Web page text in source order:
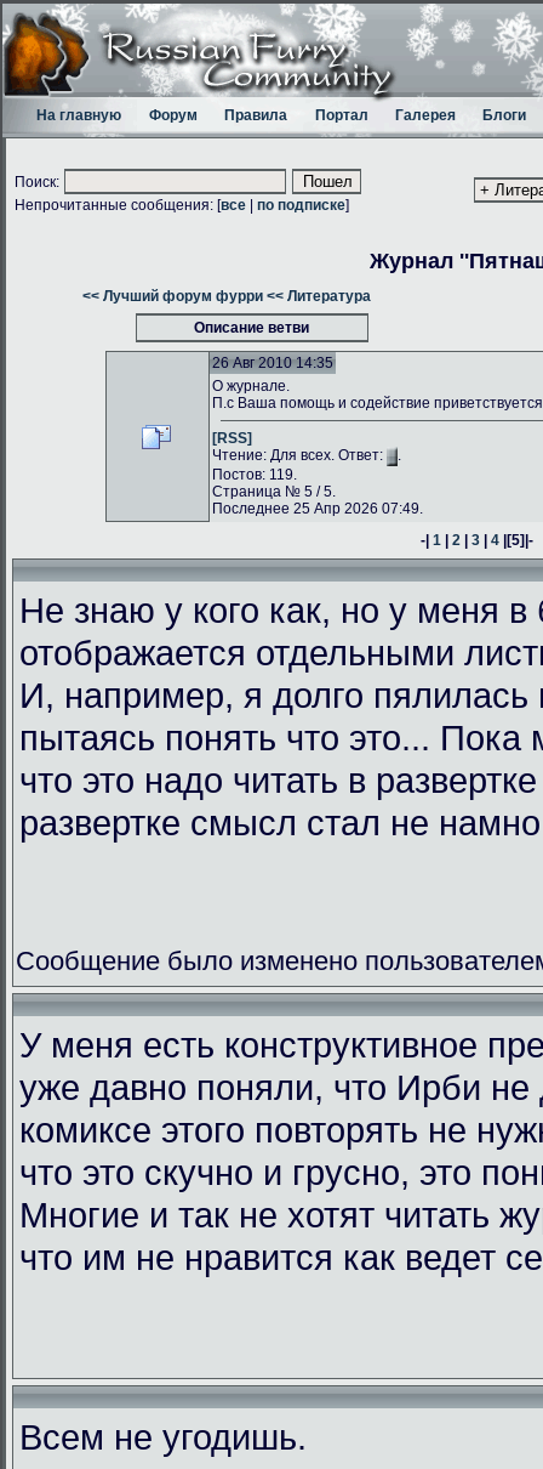
На главную Форум Правила Портал Галерея Блоги
Поиск:
Непрочитанные сообщения: [все по подписке]
Журнал
<< Лучший форум фурри << Литература
Описание ветви
26 Авг 2010 14:35
О журнале.
П.с Ваша помощь и содействие
[RSS]
Чтение: Для всех. Ответ:
.
Постов: 119.
Страница № 5 / 5.
Последнее 25 Апр 2026 07:49.
-|1 |2 |3 |4 |[5]|-
Не знаю у кого как, но у меня в
отображается отдельными
И, например, я долго пялилась
пытаясь понять что это... Пока
что это надо читать в
развертке смысл стал не
Сообщение было изменено
У меня есть конструктивное
уже давно поняли, что Ирби не
комиксе этого повторять не
что это скучно и грусно, это
Многие и так не хотят читать
что им не нравится как ведет
Всем не угодишь.